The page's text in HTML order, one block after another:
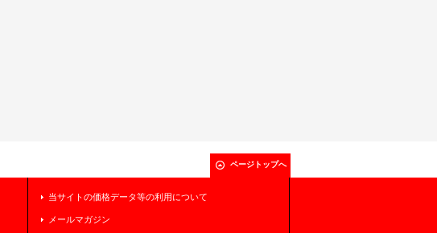
ページトップへ
当サイトの価格データ等の利用について
メールマガジン